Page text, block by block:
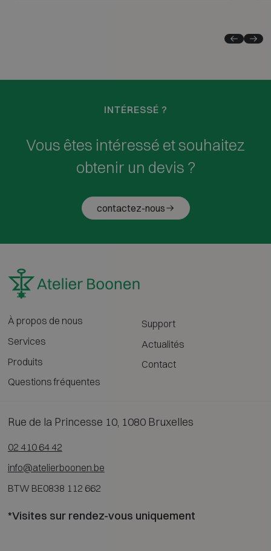
INTÉRESSÉ ?
Vous êtes intéressé et souhaitez
obtenir un devis ?
contactez-nous
À propos de nous
Services
Produits
Questions fréquentes
Support
Actualités
Contact
Rue de la Princesse 10, 1080 Bruxelles
02 410 64 42
info@atelierboonen.be
BTW BE0838 112 662
*Visites sur rendez-vous uniquement